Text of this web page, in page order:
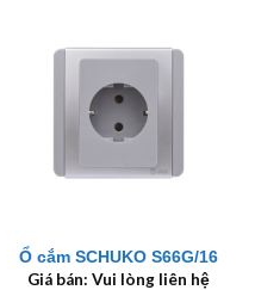
Ổ cắm SCHUKO S66G/16
Giá bán: Vui lòng liên hệ